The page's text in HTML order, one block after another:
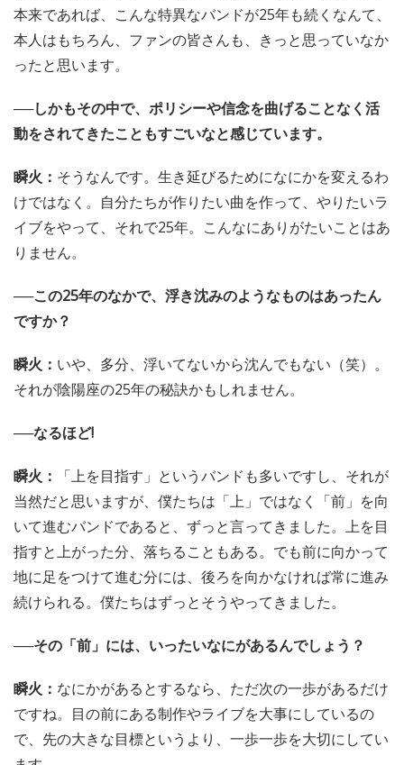
本来であれば、こんな特異なバンドが25年も続くなんて、
本人はもちろん、ファンの皆さんも、きっと思っていなか
ったと思います。
──しかもその中で、ポリシーや信念を曲げることなく活
動をされてきたこともすごいなと感じています。
瞬火： そうなんです。生き延びるためになにかを変えるわ
けではなく。自分たちが作りたい曲を作って、やりたいラ
イブをやって、それで25年。こんなにありがたいことはあ
りません。
──この25年のなかで、浮き沈みのようなものはあったん
ですか？
瞬火： いや、多分、浮いてないから沈んでもない（笑）。
それが陰陽座の25年の秘訣かもしれません。
──なるほど!
瞬火：
「上を目指す」というバンドも多いですし、それが
当然だと思いますが、僕たちは「上」ではなく「前」を向
いて進むバンドであると、ずっと言ってきました。上を目
指すと上がった分、落ちることもある。でも前に向かって
地に足をつけて進む分には、後ろを向かなければ常に進み
続けられる。僕たちはずっとそうやってきました。
──その「前」には、いったいなにがあるんでしょう？
瞬火： なにかがあるとするなら、ただ次の一歩があるだけ
ですね。目の前にある制作やライブを大事にしているの
で、先の大きな目標というより、一歩一歩を大切にしてい